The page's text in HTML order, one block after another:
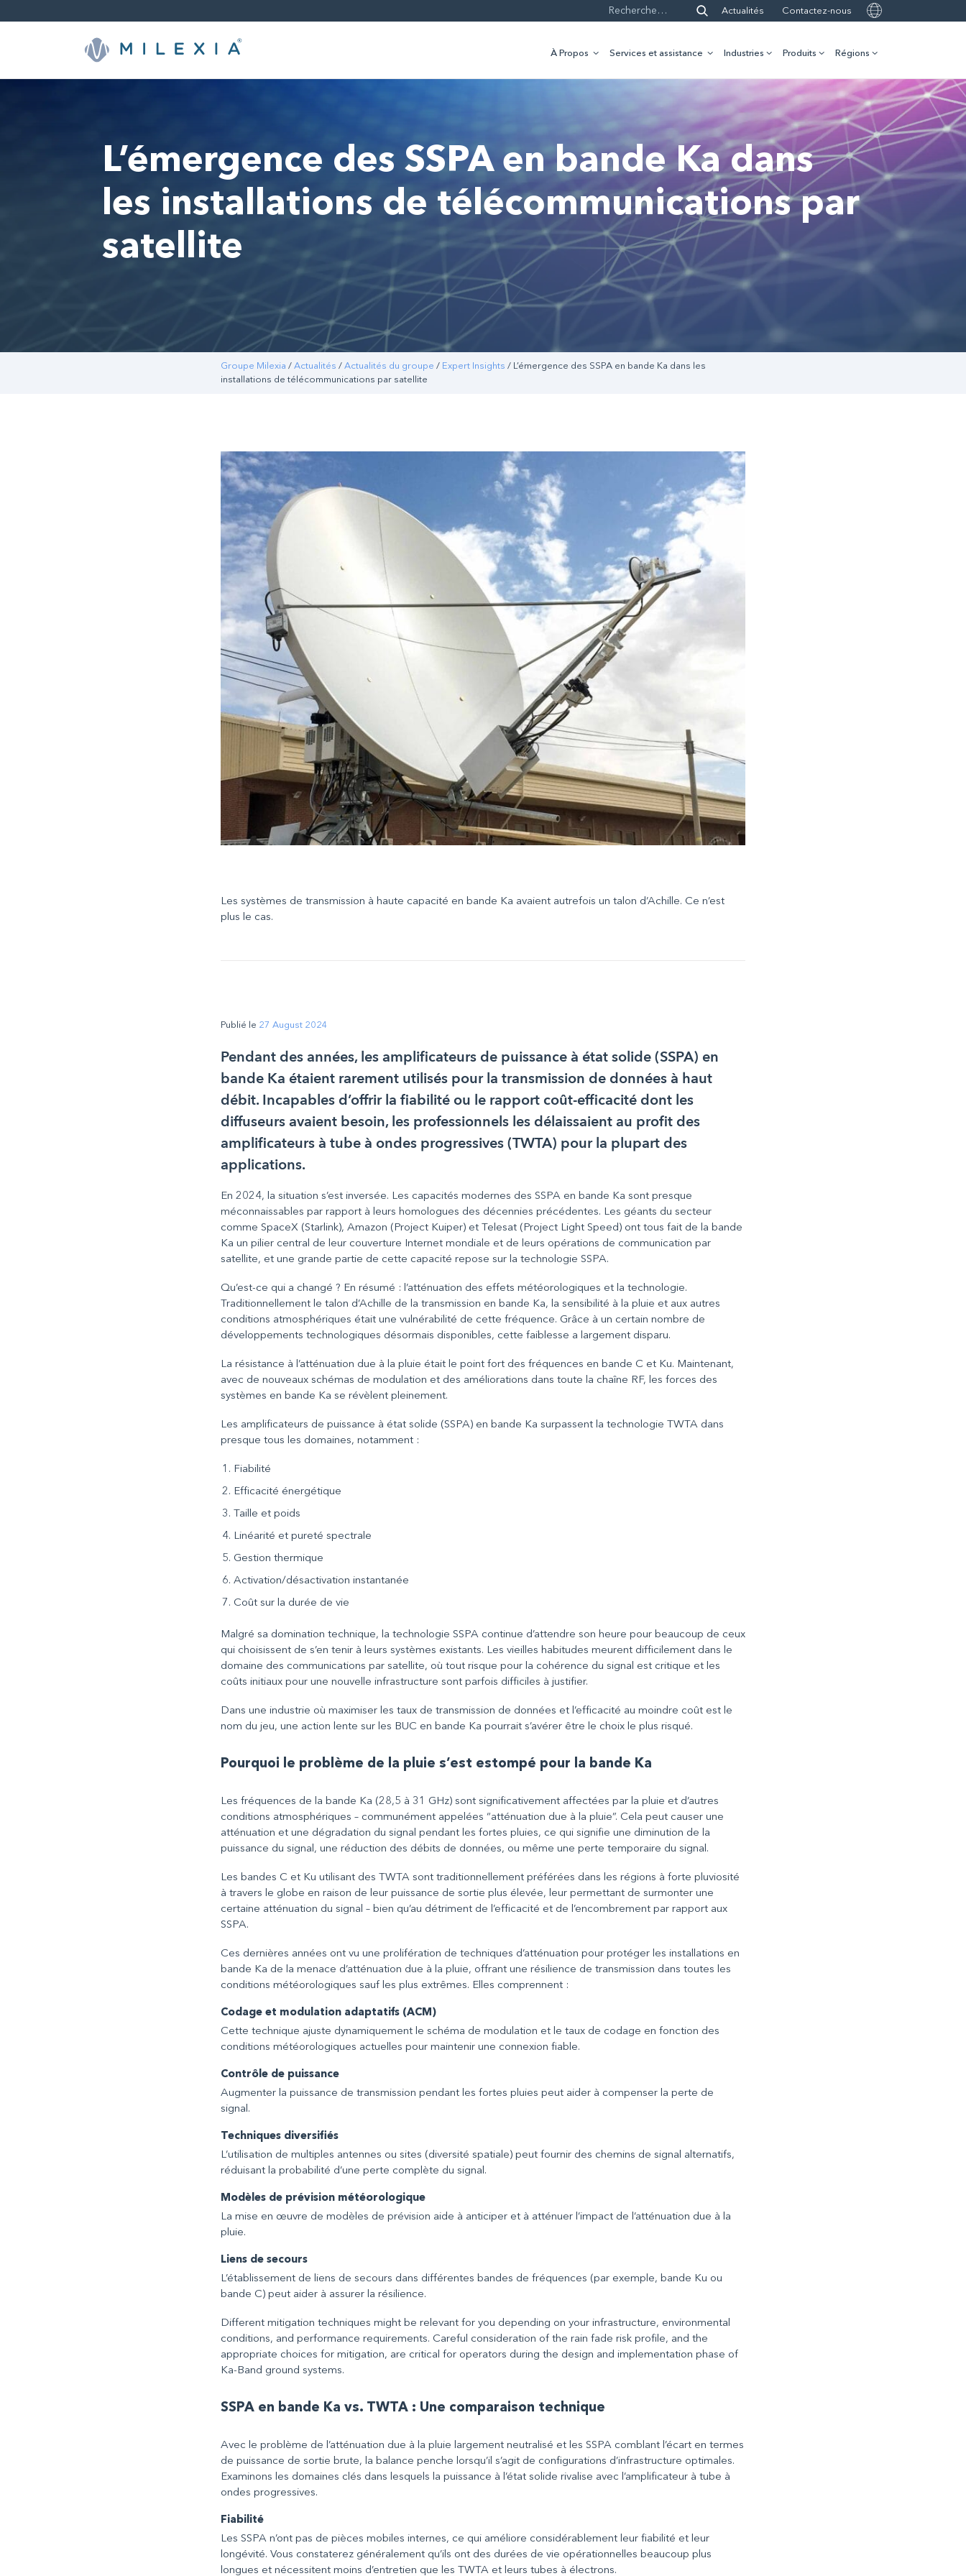
Actualités Contactez-nous
À Propos Services et assistance Industries Produits Régions
L’émergence des SSPA en bande Ka dans
les installations de télécommunications par
satellite
Groupe Milexia / Actualités / Actualités du groupe / Expert Insights / L’émergence des SSPA en bande Ka dans les
installations de télécommunications par satellite
Les systèmes de transmission à haute capacité en bande Ka avaient autrefois un talon d’Achille. Ce n’est
plus le cas.
Publié le 27 August 2024
Pendant des années, les amplificateurs de puissance à état solide (SSPA) en
bande Ka étaient rarement utilisés pour la transmission de données à haut
débit. Incapables d’offrir la fiabilité ou le rapport coût-efficacité dont les
diffuseurs avaient besoin, les professionnels les délaissaient au profit des
amplificateurs à tube à ondes progressives (TWTA) pour la plupart des
applications.
En 2024, la situation s’est inversée. Les capacités modernes des SSPA en bande Ka sont presque
méconnaissables par rapport à leurs homologues des décennies précédentes. Les géants du secteur
comme SpaceX (Starlink), Amazon (Project Kuiper) et Telesat (Project Light Speed) ont tous fait de la bande
Ka un pilier central de leur couverture Internet mondiale et de leurs opérations de communication par
satellite, et une grande partie de cette capacité repose sur la technologie SSPA.
Qu’est-ce qui a changé ? En résumé : l’atténuation des effets météorologiques et la technologie.
Traditionnellement le talon d’Achille de la transmission en bande Ka, la sensibilité à la pluie et aux autres
conditions atmosphériques était une vulnérabilité de cette fréquence. Grâce à un certain nombre de
développements technologiques désormais disponibles, cette faiblesse a largement disparu.
La résistance à l’atténuation due à la pluie était le point fort des fréquences en bande C et Ku. Maintenant,
avec de nouveaux schémas de modulation et des améliorations dans toute la chaîne RF, les forces des
systèmes en bande Ka se révèlent pleinement.
Les amplificateurs de puissance à état solide (SSPA) en bande Ka surpassent la technologie TWTA dans
presque tous les domaines, notamment :
Fiabilité
Efficacité énergétique
Taille et poids
Linéarité et pureté spectrale
Gestion thermique
Activation/désactivation instantanée
Coût sur la durée de vie
Malgré sa domination technique, la technologie SSPA continue d’attendre son heure pour beaucoup de ceux
qui choisissent de s’en tenir à leurs systèmes existants. Les vieilles habitudes meurent difficilement dans le
domaine des communications par satellite, où tout risque pour la cohérence du signal est critique et les
coûts initiaux pour une nouvelle infrastructure sont parfois difficiles à justifier.
Dans une industrie où maximiser les taux de transmission de données et l’efficacité au moindre coût est le
nom du jeu, une action lente sur les BUC en bande Ka pourrait s’avérer être le choix le plus risqué.
Pourquoi le problème de la pluie s’est estompé pour la bande Ka
Les fréquences de la bande Ka (28,5 à 31 GHz) sont significativement affectées par la pluie et d’autres
conditions atmosphériques – communément appelées “atténuation due à la pluie”. Cela peut causer une
atténuation et une dégradation du signal pendant les fortes pluies, ce qui signifie une diminution de la
puissance du signal, une réduction des débits de données, ou même une perte temporaire du signal.
Les bandes C et Ku utilisant des TWTA sont traditionnellement préférées dans les régions à forte pluviosité
à travers le globe en raison de leur puissance de sortie plus élevée, leur permettant de surmonter une
certaine atténuation du signal – bien qu’au détriment de l’efficacité et de l’encombrement par rapport aux
SSPA.
Ces dernières années ont vu une prolifération de techniques d’atténuation pour protéger les installations en
bande Ka de la menace d’atténuation due à la pluie, offrant une résilience de transmission dans toutes les
conditions météorologiques sauf les plus extrêmes. Elles comprennent :
Codage et modulation adaptatifs (ACM)
Cette technique ajuste dynamiquement le schéma de modulation et le taux de codage en fonction des
conditions météorologiques actuelles pour maintenir une connexion fiable.
Contrôle de puissance
Augmenter la puissance de transmission pendant les fortes pluies peut aider à compenser la perte de
signal.
Techniques diversifiés
L’utilisation de multiples antennes ou sites (diversité spatiale) peut fournir des chemins de signal alternatifs,
réduisant la probabilité d’une perte complète du signal.
Modèles de prévision météorologique
La mise en œuvre de modèles de prévision aide à anticiper et à atténuer l’impact de l’atténuation due à la
pluie.
Liens de secours
L’établissement de liens de secours dans différentes bandes de fréquences (par exemple, bande Ku ou
bande C) peut aider à assurer la résilience.
Different mitigation techniques might be relevant for you depending on your infrastructure, environmental
conditions, and performance requirements. Careful consideration of the rain fade risk profile, and the
appropriate choices for mitigation, are critical for operators during the design and implementation phase of
Ka-Band ground systems.
SSPA en bande Ka vs. TWTA : Une comparaison technique
Avec le problème de l’atténuation due à la pluie largement neutralisé et les SSPA comblant l’écart en termes
de puissance de sortie brute, la balance penche lorsqu’il s’agit de configurations d’infrastructure optimales.
Examinons les domaines clés dans lesquels la puissance à l’état solide rivalise avec l’amplificateur à tube à
ondes progressives.
Fiabilité
Les SSPA n’ont pas de pièces mobiles internes, ce qui améliore considérablement leur fiabilité et leur
longévité. Vous constaterez généralement qu’ils ont des durées de vie opérationnelles beaucoup plus
longues et nécessitent moins d’entretien que les TWTA et leurs tubes à électrons.